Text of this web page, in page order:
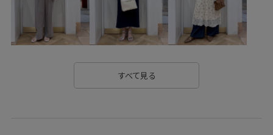
オフィスカジュアル オールシーズン カジュアル
カラーバリエーション豊富 クッション クッション性
スカート
すべて見る